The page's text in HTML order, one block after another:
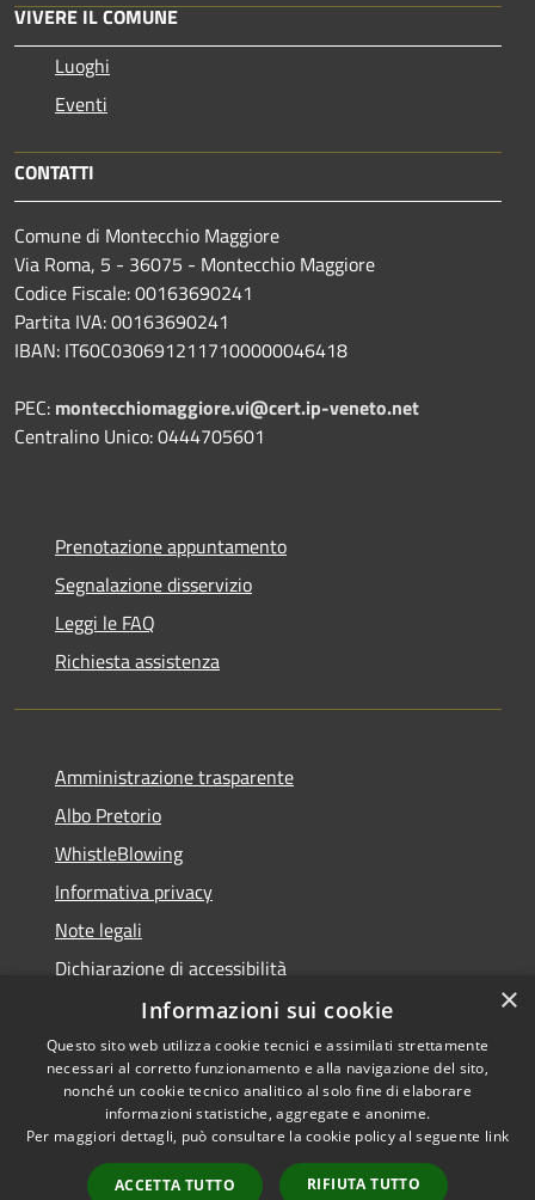
VIVERE IL COMUNE
Luoghi
Eventi
CONTATTI
Comune di Montecchio Maggiore
Via Roma, 5 - 36075 - Montecchio Maggiore
Codice Fiscale: 00163690241
Partita IVA: 00163690241
IBAN: IT60C0306912117100000046418
PEC: montecchiomaggiore.vi@cert.ip-veneto.net
Centralino Unico: 0444705601
Prenotazione appuntamento
Segnalazione disservizio
Leggi le FAQ
Richiesta assistenza
Amministrazione trasparente
Albo Pretorio
WhistleBlowing
Informativa privacy
Note legali
Dichiarazione di accessibilità
Accessibilità
Privacy
Copyright © 2026 • Città di
Montecchio Maggiore •
Powered byMunicipium •
Accesso redazione
×
Informazioni sui cookie
Questo sito web utilizza cookie tecnici e assimilati strettamente
necessari al corretto funzionamento e alla navigazione del sito,
nonché un cookie tecnico analitico al solo fine di elaborare
informazioni statistiche, aggregate e anonime.
Per maggiori dettagli, può consultare la cookie policy al seguente link
ACCETTA TUTTO RIFIUTA TUTTO